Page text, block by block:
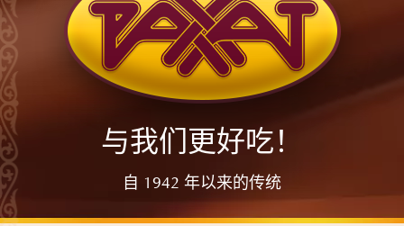
与我们更好吃！
自 1942 年以来的传统